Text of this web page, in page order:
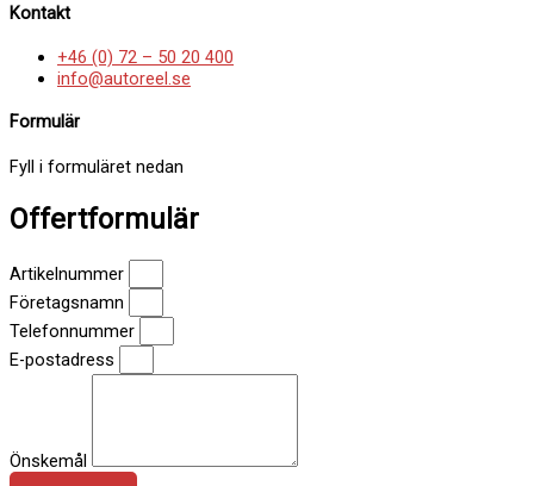
Kontakt
+46 (0) 72 – 50 20 400
info@autoreel.se
Formulär
Fyll i formuläret nedan
Offertformulär
Artikelnummer
Företagsnamn
Telefonnummer
E-postadress
Önskemål